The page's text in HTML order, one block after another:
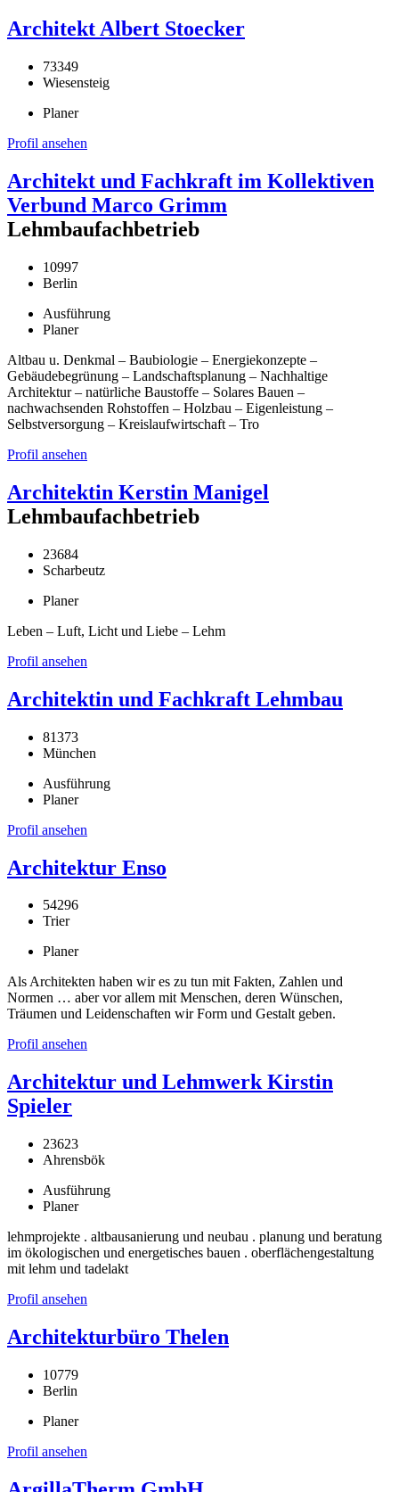
Architekt Albert Stoecker
73349
Wiesensteig
Planer
Profil ansehen
Architekt und Fachkraft im Kollektiven
Verbund Marco Grimm
Lehmbaufachbetrieb
10997
Berlin
Ausführung
Planer
Altbau u. Denkmal – Baubiologie – Energiekonzepte –
Gebäudebegrünung – Landschaftsplanung – Nachhaltige
Architektur – natürliche Baustoffe – Solares Bauen –
nachwachsenden Rohstoffen – Holzbau – Eigenleistung –
Selbstversorgung – Kreislaufwirtschaft – Tro
Profil ansehen
Architektin Kerstin Manigel
Lehmbaufachbetrieb
23684
Scharbeutz
Planer
Leben – Luft, Licht und Liebe – Lehm
Profil ansehen
Architektin und Fachkraft Lehmbau
81373
München
Ausführung
Planer
Profil ansehen
Architektur Enso
54296
Trier
Planer
Als Architekten haben wir es zu tun mit Fakten, Zahlen und
Normen … aber vor allem mit Menschen, deren Wünschen,
Träumen und Leidenschaften wir Form und Gestalt geben.
Profil ansehen
Architektur und Lehmwerk Kirstin
Spieler
23623
Ahrensbök
Ausführung
Planer
lehmprojekte . altbausanierung und neubau . planung und beratung
im ökologischen und energetisches bauen . oberflächengestaltung
mit lehm und tadelakt
Profil ansehen
Architekturbüro Thelen
10779
Berlin
Planer
Profil ansehen